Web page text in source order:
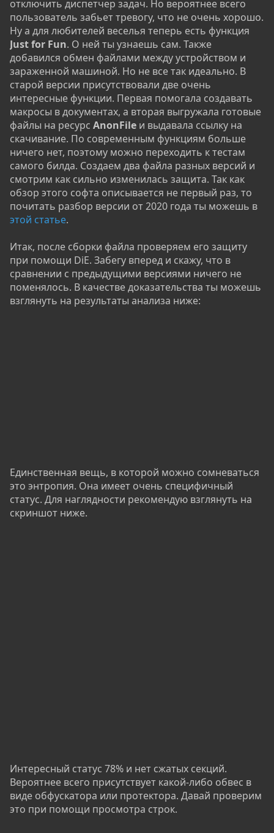
отключить диспетчер задач. Но вероятнее всего
пользователь забьет тревогу, что не очень хорошо.
Ну а для любителей веселья теперь есть функция
Just for Fun. О ней ты узнаешь сам. Также
добавился обмен файлами между устройством и
зараженной машиной. Но не все так идеально. В
старой версии присутствовали две очень
интересные функции. Первая помогала создавать
макросы в документах, а вторая выгружала готовые
файлы на ресурс AnonFile и выдавала ссылку на
скачивание. По современным функциям больше
ничего нет, поэтому можно переходить к тестам
самого билда. Создаем два файла разных версий и
смотрим как сильно изменилась защита. Так как
обзор этого софта описывается не первый раз, то
почитать разбор версии от 2020 года ты можешь в
этой статье.
Итак, после сборки файла проверяем его защиту
при помощи DiE. Забегу вперед и скажу, что в
сравнении с предыдущими версиями ничего не
поменялось. В качестве доказательства ты можешь
взглянуть на результаты анализа ниже:
Единственная вещь, в которой можно сомневаться
это энтропия. Она имеет очень специфичный
статус. Для наглядности рекомендую взглянуть на
скриншот ниже.
Интересный статус 78% и нет сжатых секций.
Вероятнее всего присутствует какой-либо обвес в
виде обфускатора или протектора. Давай проверим
это при помощи просмотра строк.